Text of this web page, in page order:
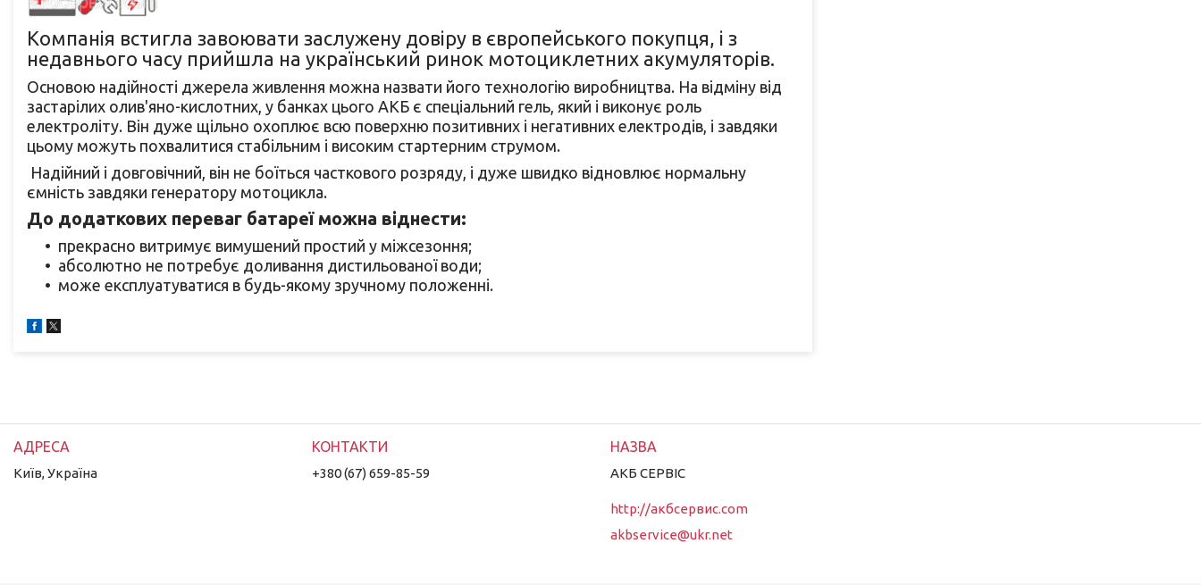
Компанія встигла завоювати заслужену довіру в європейського покупця, і з
недавнього часу прийшла на український ринок мотоциклетних акумуляторів.
Основою надійності джерела живлення можна назвати його технологію виробництва. На відміну від
застарілих олив'яно-кислотних, у банках цього АКБ є спеціальний гель, який і виконує роль
електроліту. Він дуже щільно охоплює всю поверхню позитивних і негативних електродів, і завдяки
цьому можуть похвалитися стабільним і високим стартерним струмом.
Надійний і довговічний, він не боїться часткового розряду, і дуже швидко відновлює нормальну
ємність завдяки генератору мотоцикла.
До додаткових переваг батареї можна віднести:
прекрасно витримує вимушений простий у міжсезоння;
абсолютно не потребує доливання дистильованої води;
може експлуатуватися в будь-якому зручному положенні.
Київ, Україна +380 (67) 659-85-59 АКБ СЕРВІС
http://акбсервис.com
akbservice@ukr.net